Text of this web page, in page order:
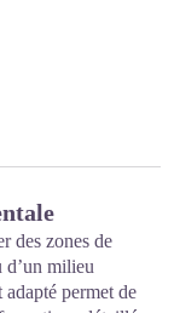
des zones de
d’un milieu
permet de